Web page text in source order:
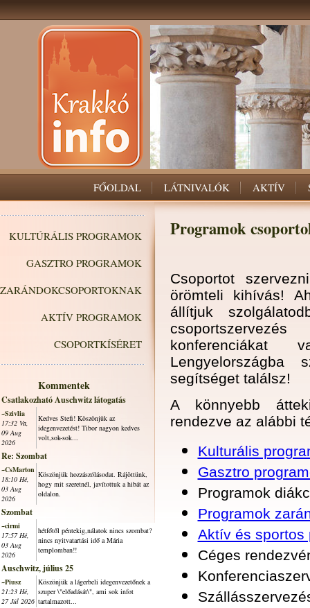
FŐOLDAL LÁTNIVALÓK AKTÍV
KULTÚRÁLIS PROGRAMOK
GASZTRO PROGRAMOK
ZARÁNDOKCSOPORTOKNAK
AKTÍV PROGRAMOK
CSOPORTKÍSÉRET
Kommentek
Csatlakozható Auschwitz látogatás
~Szivlia
17:32 Va,
09 Aug
2026
Kedves Stefi! Köszönjük az
idegenvezetést! Tibor nagyon kedves
volt,sok-sok...
Re: Szombat
~CsMarton
18:10 Hé,
03 Aug
2026
Köszönjük hozzászólásodat. Rájöttünk,
hogy mit szeretnél, javítottuk a hibát az
oldalon.
Szombat
~cirmi
17:57 Hé,
03 Aug
2026
hétfőtől péntekig,nálatok nincs szombat?
nincs nyitvatartási idő a Mária
templomban!!
Auschwitz, július 25
~Piusz
21:23 Hé,
27 Júl 2026
Köszönjük a lágerbeli idegenvezetőnek a
szuper \"előadását\", ami sok infot
tartalmazott...
Programok
Csoportot
örömteli kihívás!
állítjuk
konferenciákat
Lengyelországba
segítséget találsz!
A könnyebb
rendezve az alábbi
Kulturális
Gasztro
Programok
Programok
Aktív és sportos
Céges